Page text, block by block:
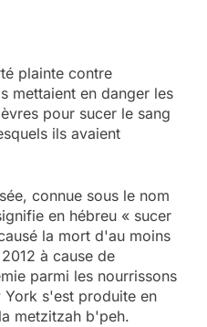
plainte contre
mettaient en danger les
pour sucer le sang
ils avaient
connue sous le nom
en hébreu « sucer
la mort d'au moins
à cause de
parmi les nourrissons
s'est produite en
metzitzah b'peh.